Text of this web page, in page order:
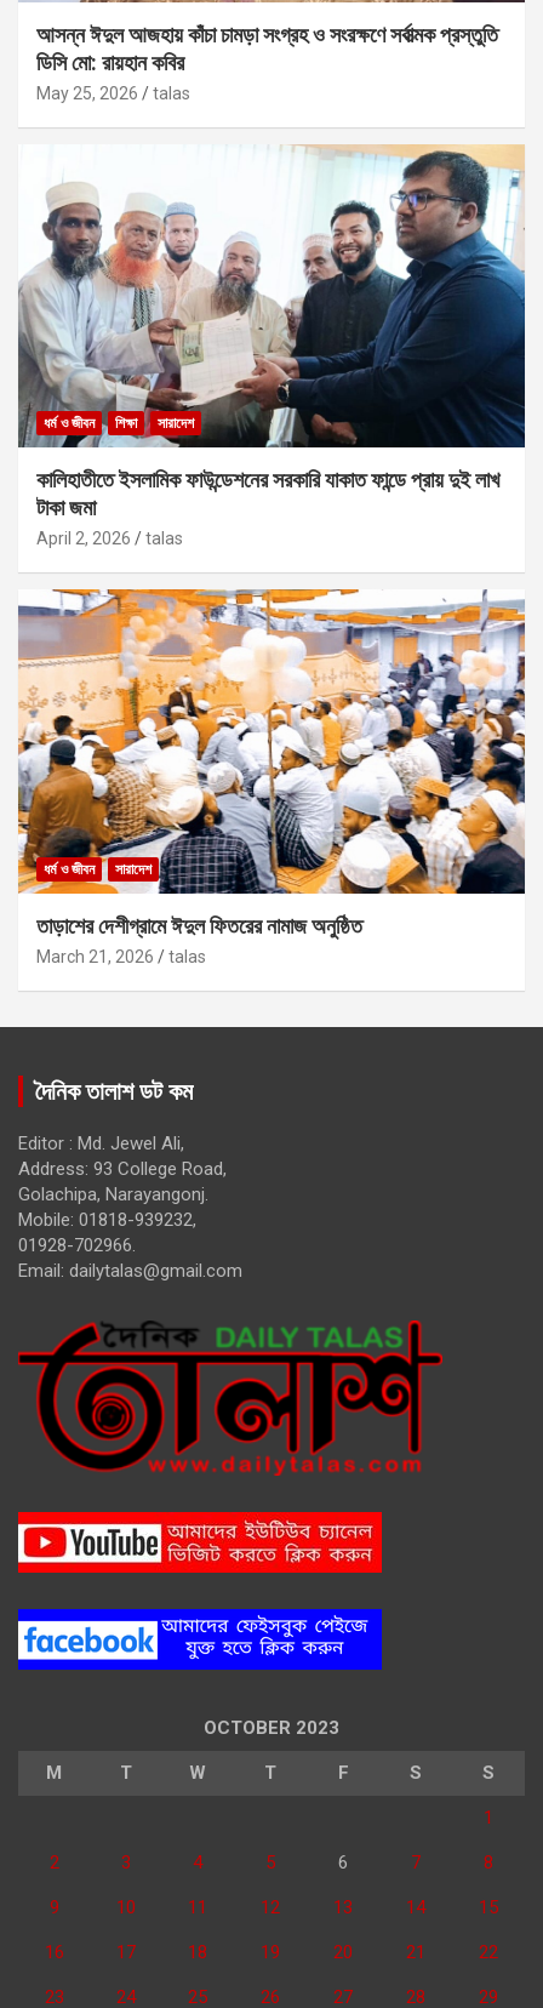
আসন্ন ঈদুল আজহায় কাঁচা চামড়া সংগ্রহ ও সংরক্ষণে সর্বাত্মক প্রস্তুতি
ডিসি মো: রায়হান কবির
May 25, 2026 talas
ধর্ম ও জীবন শিক্ষা সারাদেশ
কালিহাতীতে ইসলামিক ফাউন্ডেশনের সরকারি যাকাত ফান্ডে প্রায় দুই লাখ
টাকা জমা
April 2, 2026 talas
ধর্ম ও জীবন সারাদেশ
তাড়াশের দেশীগ্রামে ঈদুল ফিতরের নামাজ অনুষ্ঠিত
March 21, 2026 talas
দৈনিক তালাশ ডট কম
Editor : Md. Jewel Ali,
Address: 93 College Road,
Golachipa, Narayangonj.
Mobile: 01818-939232,
01928-702966.
Email: dailytalas@gmail.com
OCTOBER 2023
M T W T F S S
1
2 3 4 5 6 7 8
9 10 11 12 13 14 15
16 17 18 19 20 21 22
23 24 25 26 27 28 29